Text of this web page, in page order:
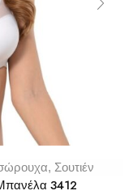
, Σουτιέν
3412